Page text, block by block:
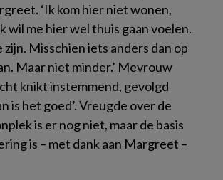
‘Ik kom hier niet wonen,
wil me hier wel thuis gaan voelen.
zijn. Misschien iets anders dan op
Maar niet minder.’ Mevrouw
knikt instemmend, gevolgd
is het goed’. Vreugde over de
is er nog niet, maar de basis
is – met dank aan Margreet –